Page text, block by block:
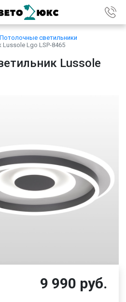
Потолочные светильники
Lgo LSP-8465
Lussole
9 990 руб.